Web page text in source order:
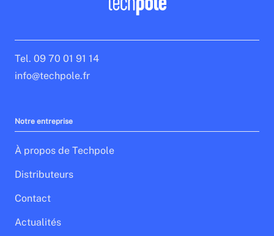
Tel. 09 70 01 91 14
info@techpole.fr
Notre entreprise
À propos de Techpole
Distributeurs
Contact
Actualités